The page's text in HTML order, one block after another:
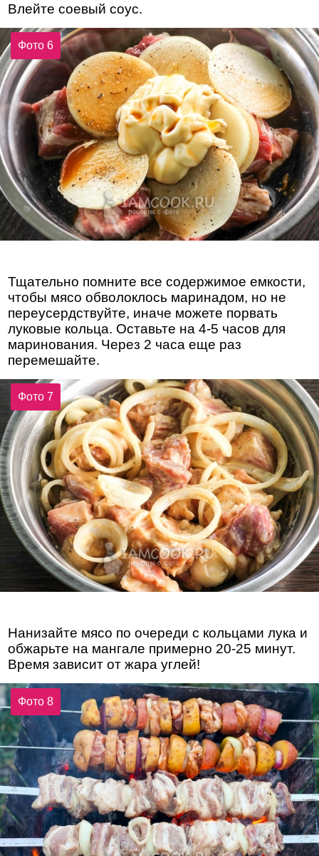
Влейте соевый соус.
Фото 6
Тщательно помните все содержимое емкости,
чтобы мясо обволоклось маринадом, но не
переусердствуйте, иначе можете порвать
луковые кольца. Оставьте на 4-5 часов для
маринования. Через 2 часа еще раз
перемешайте.
Фото 7
Нанизайте мясо по очереди с кольцами лука и
обжарьте на мангале примерно 20-25 минут.
Время зависит от жара углей!
Фото 8